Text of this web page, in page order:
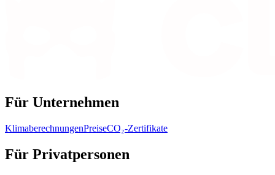
Für Unternehmen
KlimaberechnungenPreiseCO₂-Zertifikate
Für Privatpersonen